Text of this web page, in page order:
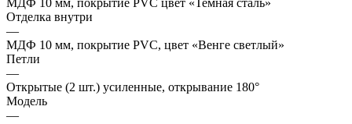
Отделка внутри
—
МДФ 10 мм, покрытие PVC, цвет «Венге светлый»
Петли
—
Открытые (2 шт.) усиленные, открывание 180°
Модель
—